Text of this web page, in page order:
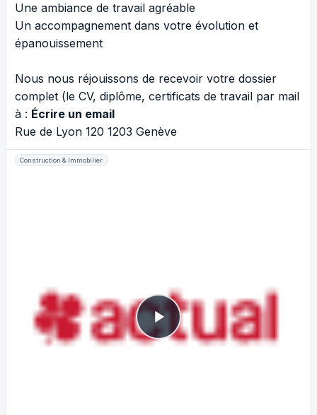
Une ambiance de travail agréable
Un accompagnement dans votre évolution et
épanouissement
Nous nous réjouissons de recevoir votre dossier
complet (le CV, diplôme, certificats de travail par mail
à : Écrire un email
Rue de Lyon 120 1203 Genève
Construction & Immobilier